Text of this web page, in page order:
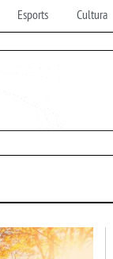
Esports Cultura